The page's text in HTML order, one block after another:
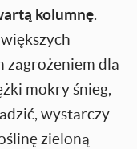
kolumnę.
zagrożeniem dla
mokry śnieg,
wystarczy
zieloną